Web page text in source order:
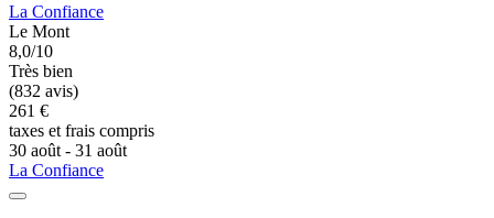
La Confiance
Le Mont
8,0/10
Très bien
(832 avis)
261 €
taxes et frais compris
30 août - 31 août
La Confiance